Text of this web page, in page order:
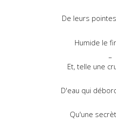
De leurs
Humide le
Et, telle une
D'eau qui
Qu'une